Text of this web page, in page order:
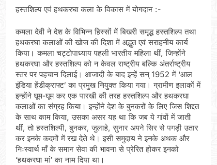
हस्तशिल्प एवं हथकरघा कला के विकास में योगदान :-
कमला देवी ने देश के विभिन्न हिस्सों में बिखरी समृद्ध हस्तशिल्प तथा
हथकरघा कलाओं की खोज की दिशा में अद्भुत एवं सराहनीय कार्य
किया। कमला चट्टोपाध्याय पहली भारतीय महिला थीं, जिन्होंने
हथकरघा और हस्तशिल्प को न केवल राष्ट्रीय बल्कि अंतर्राष्ट्रीय
स्तर पर पहचान दिलाई। आजादी के बाद इन्हें सन् 1952 में ‘आल
इंडिया हेंडीक्राफ्ट’ का प्रमुख नियुक्त किया गया। ग्रामीण इलाकों में
इन्होंने घूम-घूम कर एक पारखी की तरह हस्तशिल्प और हथकरघा
कलाओं का संग्रह किया। इन्होंने देश के बुनकरों के लिए जिस शिद्दत
के साथ काम किया, उसका असर यह था कि जब ये गांवों में जाती
थीं, तो हस्तशिल्पी, बुनकर, जुलाहे, सुनार अपने सिर से पगड़ी उतार
कर इनके कदमों में रख देते थे। इसी समुदाय ने इनके अथक और
निःस्वार्थ माँ के समान सेवा की भावना से प्रेरित होकर इनको
‘हथकरघा मां’ का नाम दिया था।